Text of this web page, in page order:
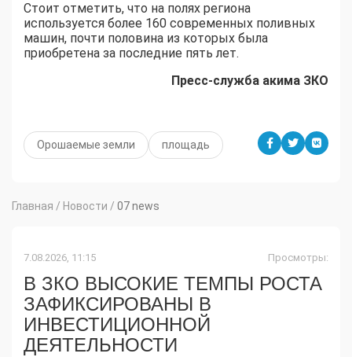
Стоит отметить, что на полях региона
используется более 160 современных поливных
машин, почти половина из которых была
приобретена за последние пять лет.
Пресс-служба акима ЗКО
Орошаемые земли площадь
Главная / Новости / 07 news
7.08.2026, 11:15 Просмотры:
В ЗКО ВЫСОКИЕ ТЕМПЫ РОСТА
ЗАФИКСИРОВАНЫ В
ИНВЕСТИЦИОННОЙ
ДЕЯТЕЛЬНОСТИ